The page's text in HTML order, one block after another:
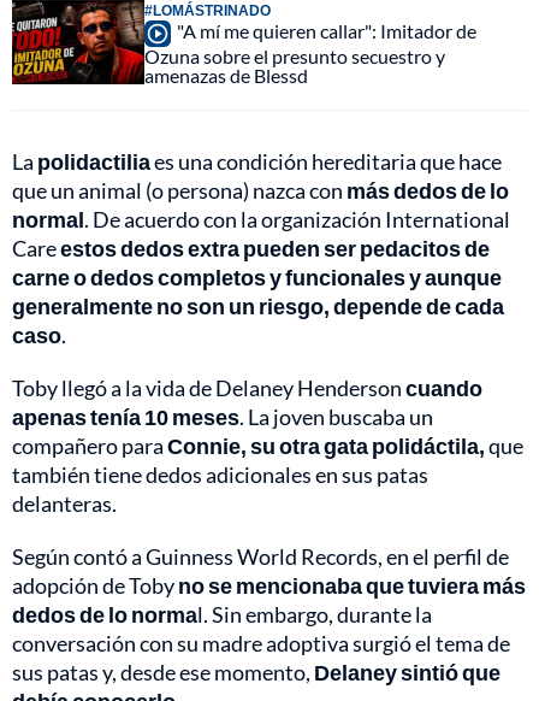
#LOMÁSTRINADO
"A mí me quieren callar": Imitador de
Ozuna sobre el presunto secuestro y
amenazas de Blessd
La polidactiliaes una condición hereditaria que hace
que un animal (o persona) nazca con más dedos de lo
normal. De acuerdo con la organización International
Careestos dedos extra pueden ser pedacitos de
carne o dedos completosy funcionales y aunque
generalmente no son un riesgo, depende de cada
caso.
Toby llegó a la vida de Delaney Hendersoncuando
apenas tenía 10 meses. La joven buscaba un
compañero paraConnie, su otra gata polidáctila,que
también tiene dedos adicionales en sus patas
delanteras.
Según contó a Guinness World Records, en el perfil de
adopción de Tobyno se mencionaba que tuviera más
dedos de lo normal. Sin embargo, durante la
conversación con su madre adoptiva surgió el tema de
sus patas y, desde ese momento, Delaney sintió que